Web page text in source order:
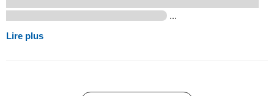
...
Lire plus